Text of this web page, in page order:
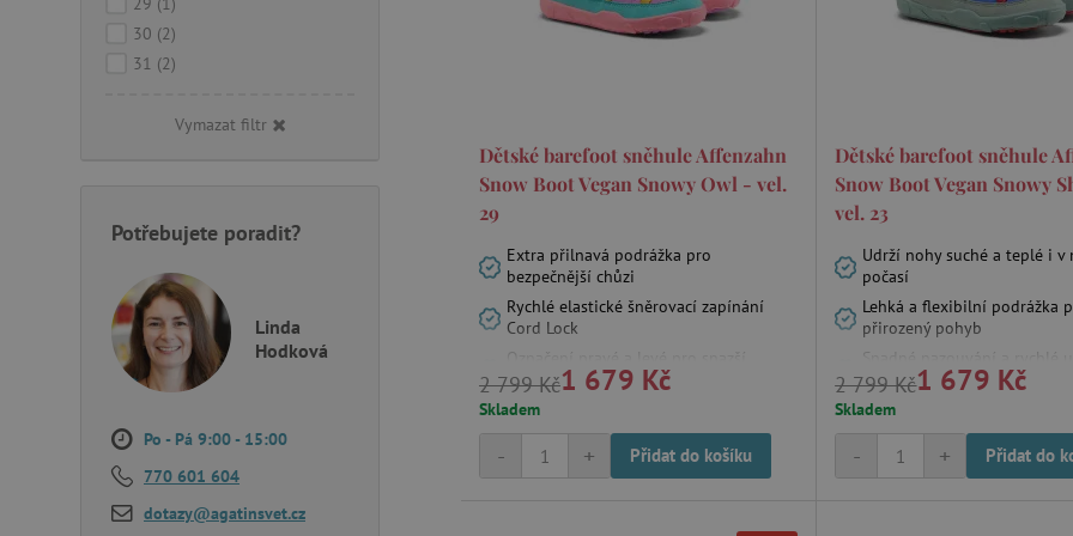
30 (2)
31 (2)
Vymazat filtr
Potřebujete poradit?
Linda
Hodková
Po - Pá 9:00 - 15:00
770 601 604
dotazy@agatinsvet.cz
Dětské barefoot sněhule Affenzahn
Snow Boot Vegan Snowy Owl - vel.
29
Extra přilnavá podrážka pro
bezpečnější chůzi
Rychlé elastické šněrovací zapínání
Cord Lock
Označení pravé a levé pro snazší
obouvání
2 799 Kč1 679 Kč
Skladem
+
- Přidat do košíku
Dětské barefoot sněhule
Snow Boot Vegan Snowy
vel. 23
Udrží nohy suché a teplé i v
počasí
Lehká a flexibilní podrážka
přirozený pohyb
Snadné nazouvání a rychlé
tkaniček
2 799 Kč1 679 Kč
Skladem
+
- Přidat do